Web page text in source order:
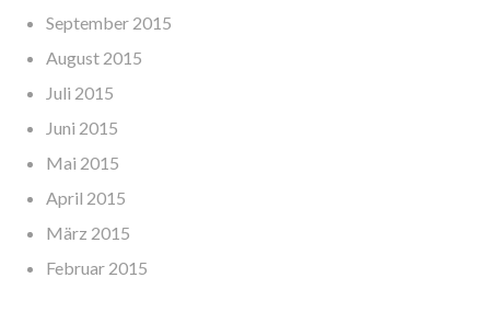
September 2015
August 2015
Juli 2015
Juni 2015
Mai 2015
April 2015
März 2015
Februar 2015